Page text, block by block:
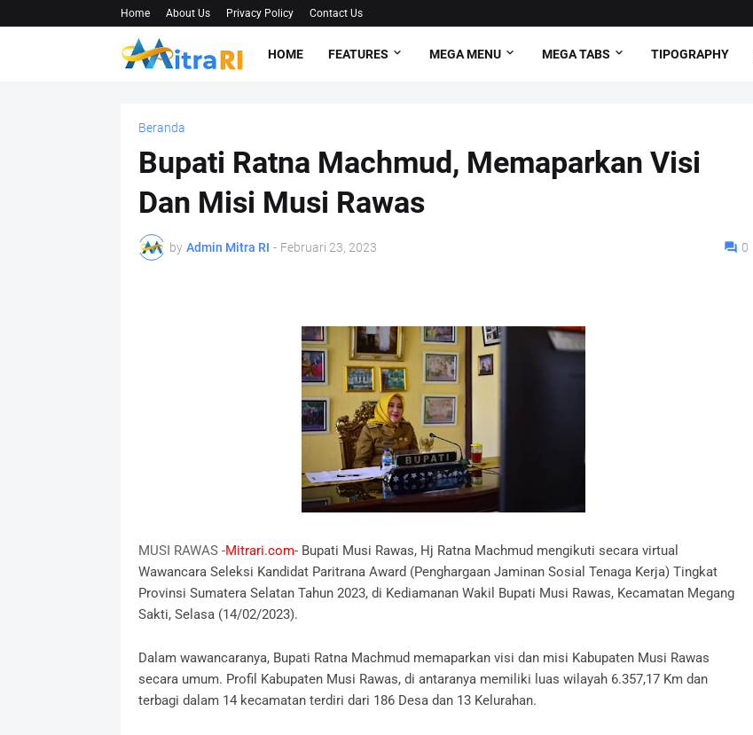
Home About Us Privacy Policy Contact Us
HOME FEATURES MEGA MENU MEGA TABS TIPOGRAPHY
Beranda
Bupati Ratna Machmud, Memaparkan Visi
Dan Misi Musi Rawas
by Admin Mitra RI - Februari 23, 2023 0
MUSI RAWAS -Mitrari.com- Bupati Musi Rawas, Hj Ratna Machmud mengikuti secara virtual
Wawancara Seleksi Kandidat Paritrana Award (Penghargaan Jaminan Sosial Tenaga Kerja) Tingkat
Provinsi Sumatera Selatan Tahun 2023, di Kediamanan Wakil Bupati Musi Rawas, Kecamatan Megang
Sakti, Selasa (14/02/2023).
Dalam wawancaranya, Bupati Ratna Machmud memaparkan visi dan misi Kabupaten Musi Rawas
secara umum. Profil Kabupaten Musi Rawas, di antaranya memiliki luas wilayah 6.357,17 Km dan
terbagi dalam 14 kecamatan terdiri dari 186 Desa dan 13 Kelurahan.